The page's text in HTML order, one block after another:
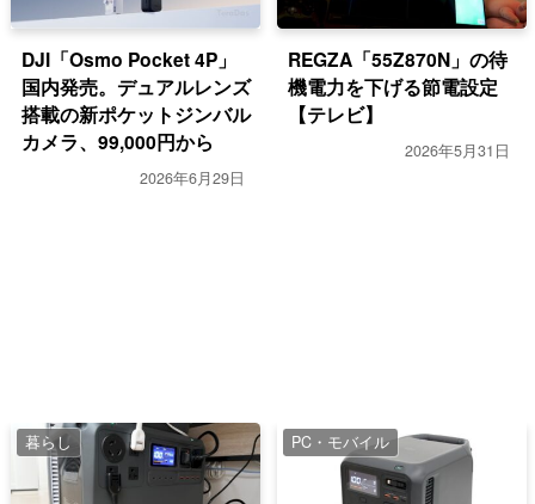
DJI「Osmo Pocket 4P」
国内発売。デュアルレンズ
搭載の新ポケットジンバル
カメラ、99,000円から
2026年6月29日
REGZA「55Z870N」の待
機電力を下げる節電設定
【テレビ】
2026年5月31日
暮らし PC・モバイル